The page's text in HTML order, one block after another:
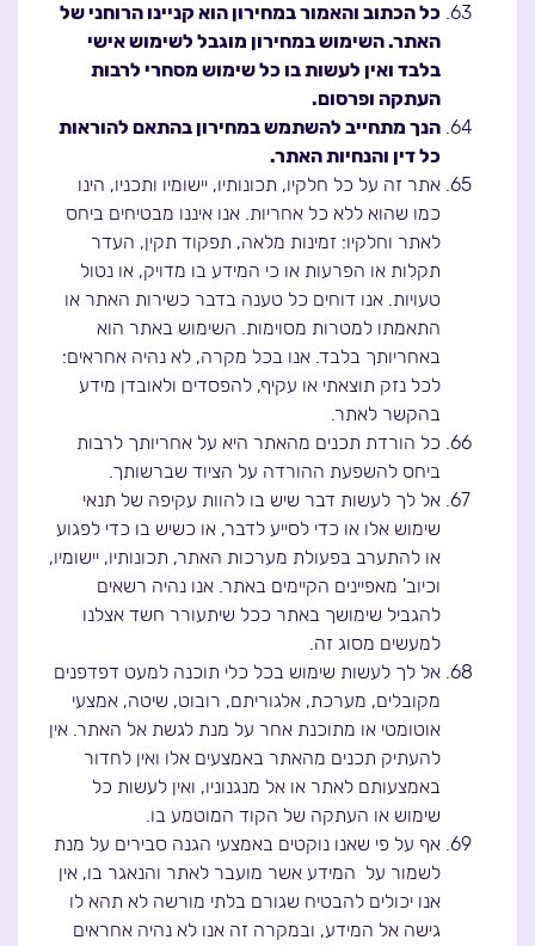
כל הכתוב והאמור במחירון הוא קניינו הרוחני של
האתר. השימוש במחירון מוגבל לשימוש אישי
בלבד ואין לעשות בו כל שימוש מסחרי לרבות
העתקה ופרסום.
הנך מתחייב להשתמש במחירון בהתאם להוראות
כל דין והנחיות האתר.
אתר זה על כל חלקיו, תכונותיו, יישומיו ותכניו, הינו
כמו שהוא ללא כל אחריות. אנו איננו מבטיחים ביחס
לאתר וחלקיו: זמינות מלאה, תפקוד תקין, העדר
תקלות או הפרעות או כי המידע בו מדויק, או נטול
טעויות. אנו דוחים כל טענה בדבר כשירות האתר או
התאמתו למטרות מסוימות. השימוש באתר הוא
באחריותך בלבד. אנו בכל מקרה, לא נהיה אחראים:
לכל נזק תוצאתי או עקיף, להפסדים ולאובדן מידע
בהקשר לאתר.
כל הורדת תכנים מהאתר היא על אחריותך לרבות
ביחס להשפעת ההורדה על הציוד שברשותך.
אל לך לעשות דבר שיש בו להוות עקיפה של תנאי
שימוש אלו או כדי לסייע לדבר, או כשיש בו כדי לפגוע
או להתערב בפעולת מערכות האתר, תכונותיו, יישומיו,
וכיוב' מאפיינים הקיימים באתר. אנו נהיה רשאים
להגביל שימושך באתר ככל שיתעורר חשד אצלנו
למעשים מסוג זה.
אל לך לעשות שימוש בכל כלי תוכנה למעט דפדפנים
מקובלים, מערכת, אלגוריתם, רובוט, שיטה, אמצעי
אוטומטי או מתוכנת אחר על מנת לגשת אל האתר. אין
להעתיק תכנים מהאתר באמצעים אלו ואין לחדור
באמצעותם לאתר או אל מנגנוניו, ואין לעשות כל
שימוש או העתקה של הקוד המוטמע בו.
אף על פי שאנו נוקטים באמצעי הגנה סבירים על מנת
לשמור על המידע אשר מועבר לאתר והנאגר בו, אין
אנו יכולים להבטיח שגורם בלתי מורשה לא תהא לו
גישה אל המידע, ובמקרה זה אנו לא נהיה אחראים